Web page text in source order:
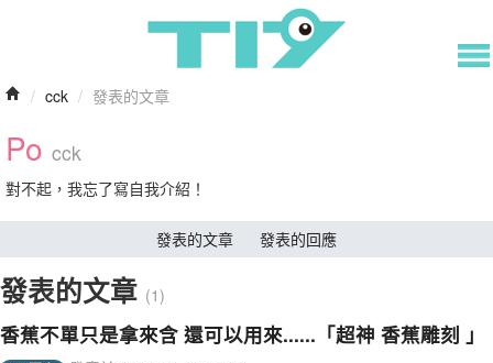
/ cck / 發表的文章
Po cck
對不起，我忘了寫自我介紹！
發表的文章 發表的回應
發表的文章 (1)
香蕉不單只是拿來含 還可以用來......「超神 香蕉雕刻 」